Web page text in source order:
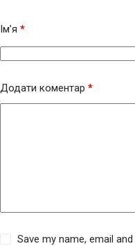
Ім’я *
Додати коментар *
Save my name, email